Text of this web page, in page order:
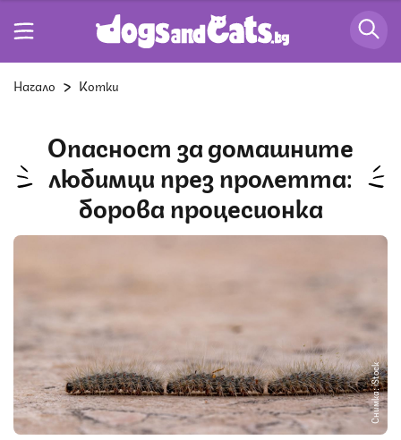
Начало Котки
Опасност за домашните
любимци през пролетта:
борова процесионка
Снимка: iStock